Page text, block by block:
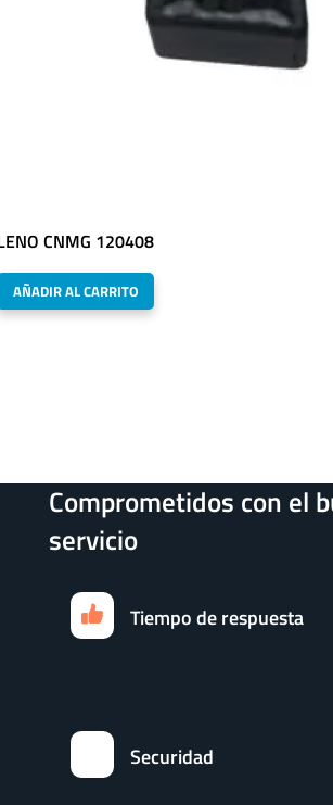
CNMG 120408
AÑADIR AL CARRITO
Comprometidos con el
servicio
Tiempo de respuesta
Securidad